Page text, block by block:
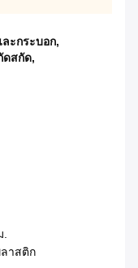
ะกระบอก,
ดสกัด,
.
าสติก